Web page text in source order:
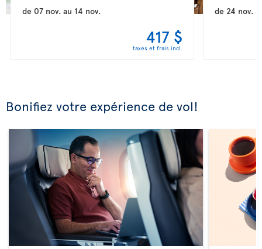
de 07 nov.au 14 nov.
417 $
taxes et frais incl.
de 24 nov.
Bonifiez votre expérience de vol!